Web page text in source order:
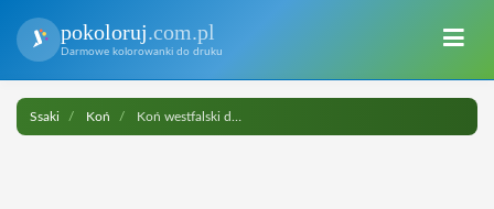
pokoloruj.com.pl
Darmowe kolorowanki do druku
Ssaki Koń Koń westfalski do druku